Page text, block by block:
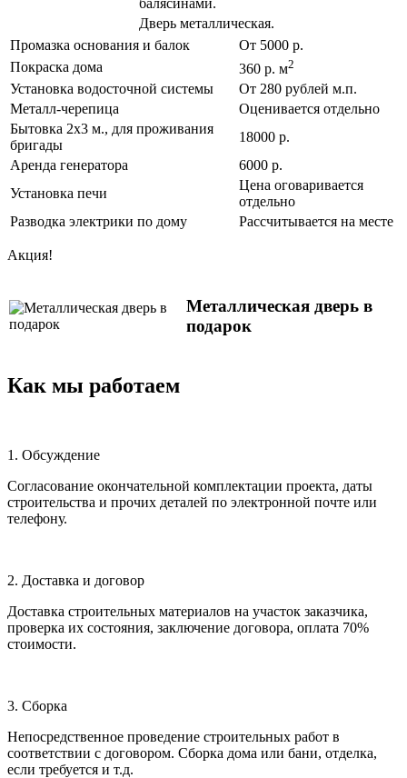
Дверь металлическая.
Промазка основания и балок
От 5000 р.
Покраска дома
360 р. м2
Установка водосточной системы
От 280 рублей м.п.
Металл-черепица
Оценивается отдельно
Бытовка 2х3 м., для проживания
бригады
18000 р.
Аренда генератора
6000 р.
Установка печи
Цена оговаривается
отдельно
Разводка электрики по дому
Рассчитывается на месте
Акция!
Металлическая дверь в
подарок
Как мы работаем
1. Обсуждение
Согласование окончательной комплектации проекта, даты
строительства и прочих деталей по электронной почте или
телефону.
2. Доставка и договор
Доставка строительных материалов на участок заказчика,
проверка их состояния, заключение договора, оплата 70%
стоимости.
3. Сборка
Непосредственное проведение строительных работ в
соответствии с договором. Сборка дома или бани, отделка,
если требуется и т.д.